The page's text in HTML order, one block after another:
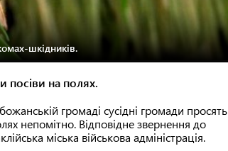
шкідників.
посіви на полях.
громаді сусідні громади просять
непомітно. Відповідне звернення до
міська військова адміністрація.